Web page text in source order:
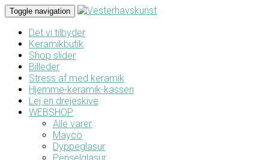
Toggle navigation
Det vi tilbyder
Keramikbutik
Shop slider
Billeder
Stress af med keramik
Hjemme-keramik-kassen
Lej en drejeskive
WEBSHOP
Alle varer
Mayco
Dyppeglasur